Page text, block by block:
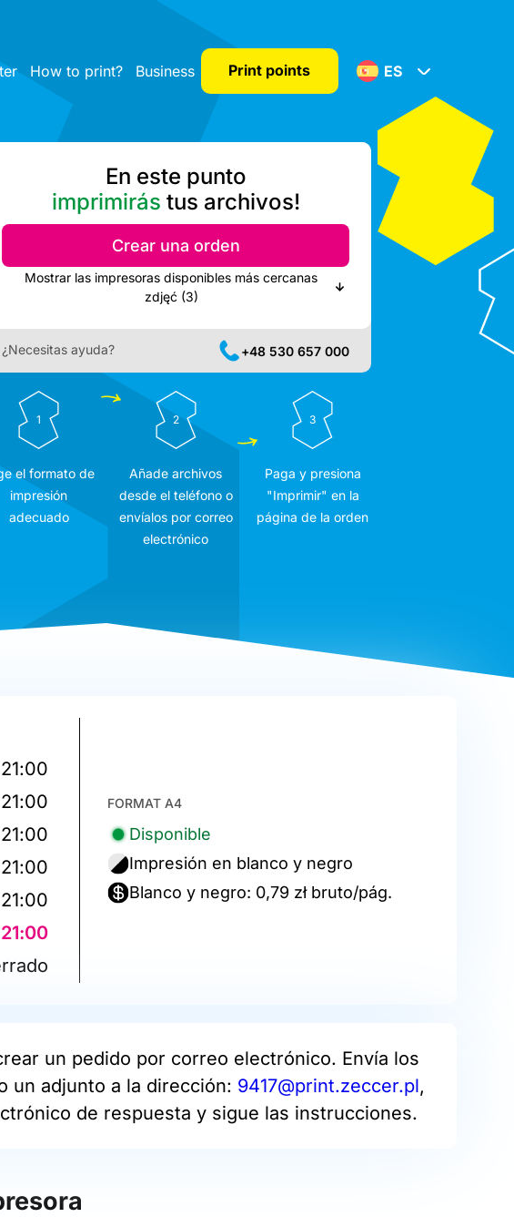
How to print? Business Print points ES
En este punto
imprimirás tus archivos!
Crear una orden
Mostrar las impresoras disponibles más cercanas
zdjęć (3)
¿Necesitas ayuda? +48 530 657 000
1
el formato de
impresión
adecuado
2
Añade archivos
desde el teléfono o
envíalos por correo
electrónico
3
Paga y presiona
"Imprimir" en la
página de la orden
FORMAT A4
Disponible
Impresión en blanco y negro
Blanco y negro: 0,79 zł bruto/pág.
un pedido por correo electrónico. Envía los
un adjunto a la dirección: 9417@print.zeccer.pl,
de respuesta y sigue las instrucciones.